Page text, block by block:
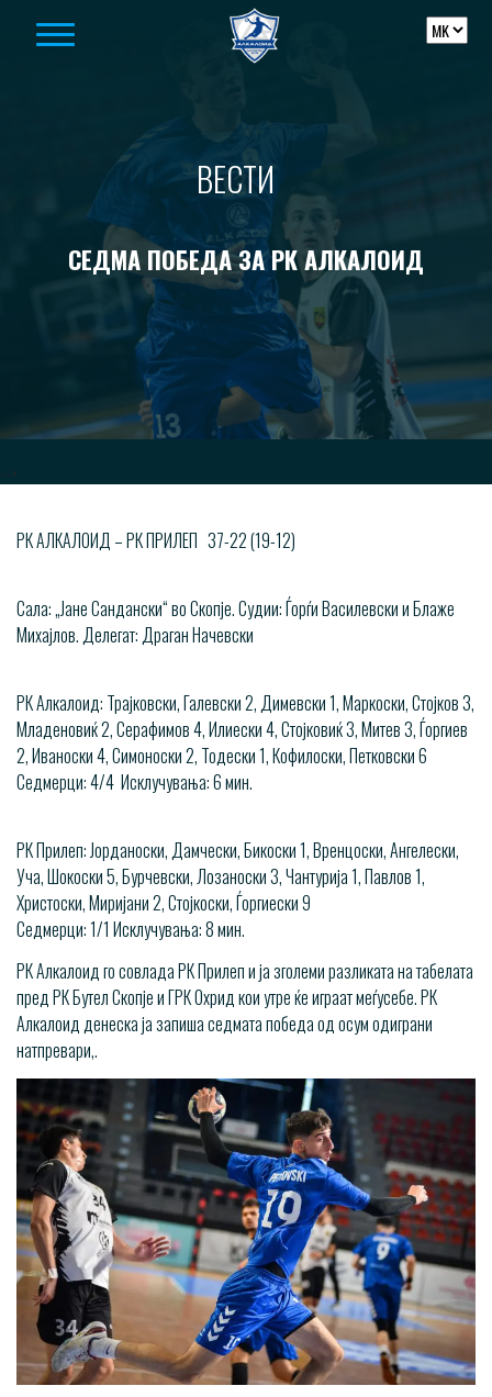
ВЕСТИ
СЕДМА ПОБЕДА ЗА РК АЛКАЛОИД
-->
РК АЛКАЛОИД – РК ПРИЛЕП 37-22 (19-12)
Сала: „Јане Сандански“ во Скопје. Судии: Ѓорѓи Василевски и Блаже
Михајлов. Делегат: Драган Начевски
РК Алкалоид: Трајковски, Галевски 2, Димевски 1, Маркоски, Стојков 3,
Младеновиќ 2, Серафимов 4, Илиески 4, Стојковиќ 3, Митев 3, Ѓоргиев
2, Иваноски 4, Симоноски 2, Тодески 1, Кофилоски, Петковски 6
Седмерци: 4/4 Исклучувања: 6 мин.
РК Прилеп: Јорданоски, Дамчески, Бикоски 1, Вренцоски, Ангелески,
Уча, Шокоски 5, Бурчевски, Лозаноски 3, Чантурија 1, Павлов 1,
Христоски, Миријани 2, Стојкоски, Ѓоргиески 9
Седмерци: 1/1 Исклучувања: 8 мин.
РК Алкалоид го совлада РК Прилеп и ја зголеми разликата на табелата
пред РК Бутел Скопје и ГРК Охрид кои утре ќе играат меѓусебе. РК
Алкалоид денеска ја запиша седмата победа од осум одиграни
натпревари,.